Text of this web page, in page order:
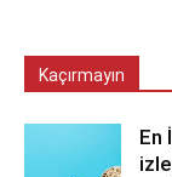
Kaçırmayın
En